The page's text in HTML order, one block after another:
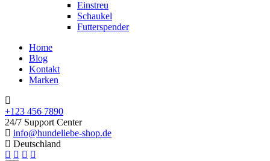
Einstreu
Schaukel
Futterspender
Home
Blog
Kontakt
Marken
+123 456 7890
24/7 Support Center
info@hundeliebe-shop.de
Deutschland